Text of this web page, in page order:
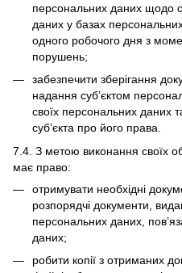
персональних даних щодо
даних у базах
одного робочого дня з
порушень;
забезпечити зберігання
надання суб’єктом
своїх персональних даних
суб’єкта про його права.
7.4. З метою виконання своїх
має право:
отримувати необхідні
розпорядчі документи,
персональних даних,
даних;
робити копії з отриманих